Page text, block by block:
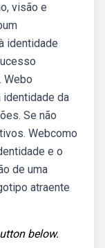
visão e
identidade
Webo
identidade da
Se não
Webcomo
e o
de uma
atraente
below.